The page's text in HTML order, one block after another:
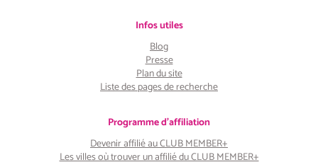
Infos utiles
Blog
Presse
Plan du site
Liste des pages de recherche
Programme d'affiliation
Devenir affilié au CLUB MEMBER+
Les villes où trouver un affilié du CLUB MEMBER+